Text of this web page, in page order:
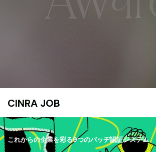
CINRA JOB
これからの企業を彩る9つのバッヂ認証システム